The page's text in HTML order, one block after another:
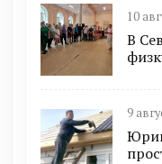
10
В
9